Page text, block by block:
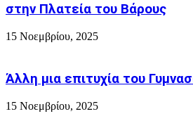
στην Πλατεία του Βάρους
15 Νοεμβρίου, 2025
Άλλη μια επιτυχία του
15 Νοεμβρίου, 2025